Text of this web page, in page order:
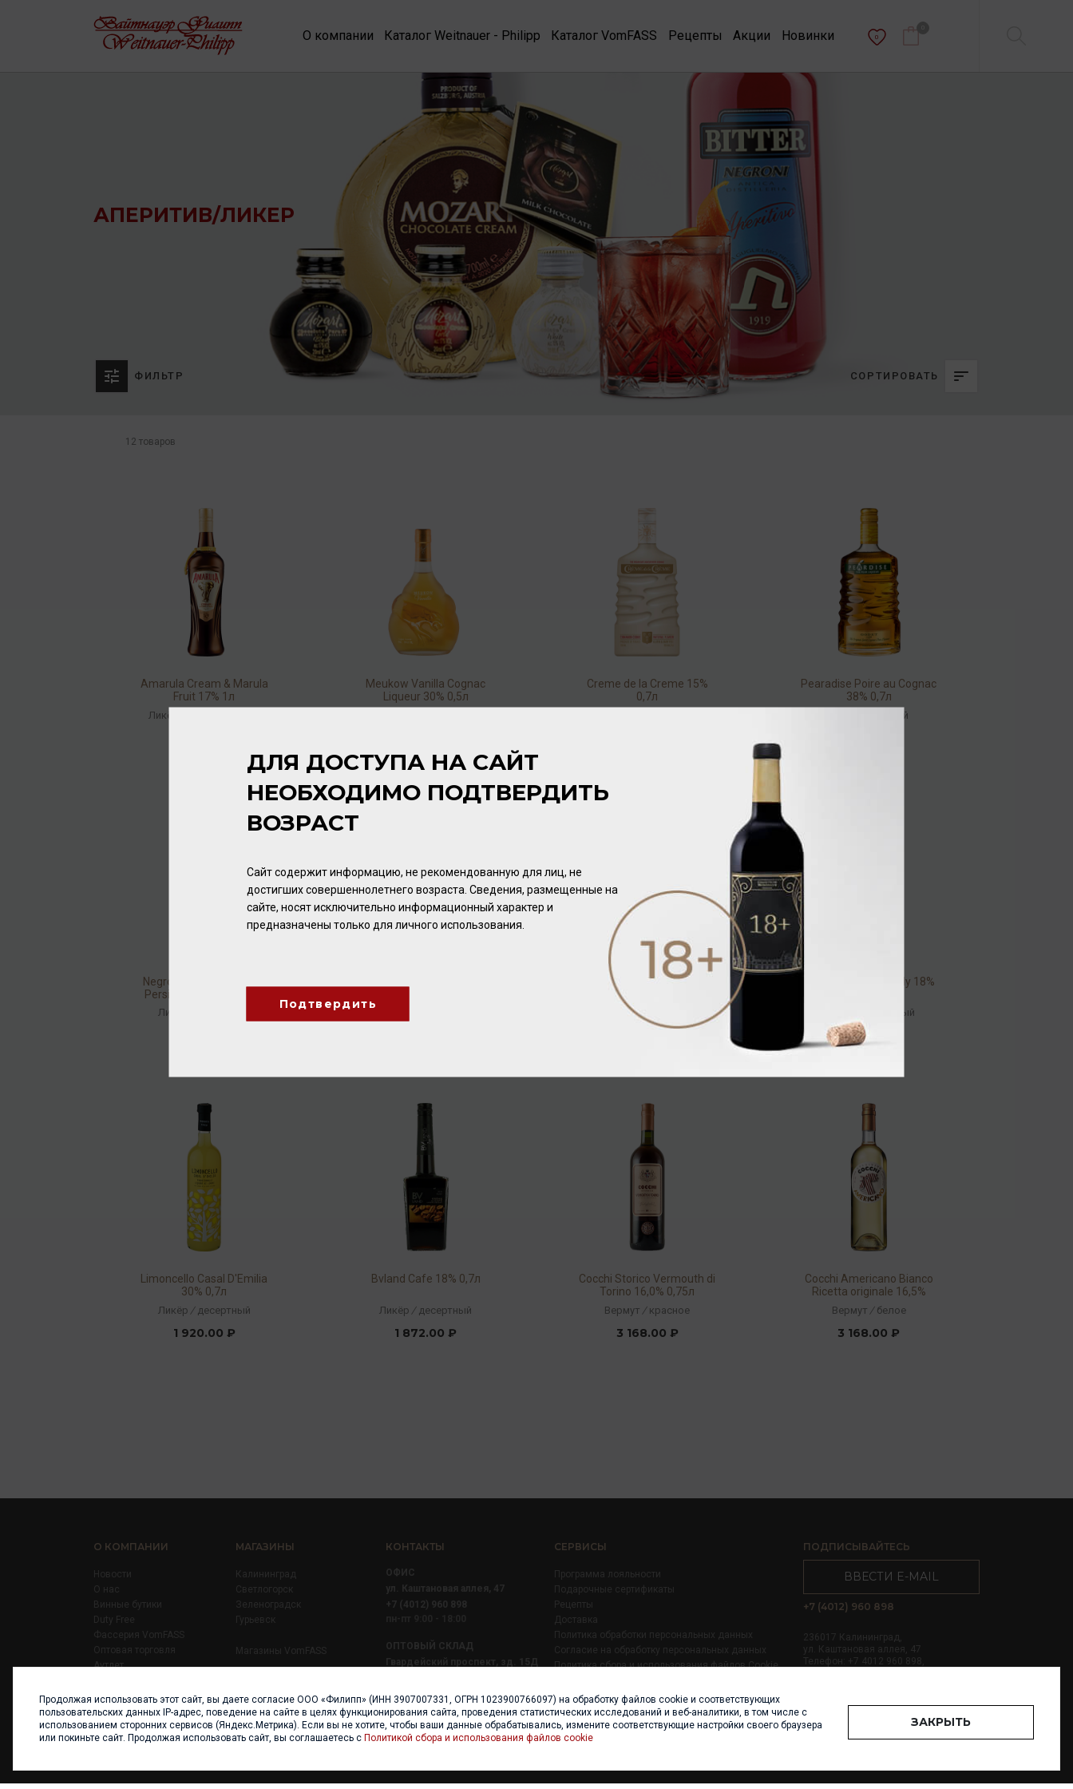
О компании Каталог Weitnauer - Philipp Каталог VomFASS Рецепты Акции Новинки 0
АПЕРИТИВ/ЛИКЕР
ФИЛЬТР СОРТИРОВАТЬ
12 товаров
Amarula Cream & Marula
Fruit 17% 1л
Ликёр
Meukow Vanilla Cognac
Liqueur 30% 0,5л
Creme de la Creme 15%
0,7л
Pearadise Poire au Cognac
38% 0,7л
крепкий
Negroni Antica Distilleria
Persica Grappa e Pesca
Ликёр
Negroni Antica Distilleria
Limoncello 28% 0,5л
Ликёр/ десертный
Bvland Cherry Brandy 18%
десертный
1 840.00 ₽
Limoncello Casal D'Emilia
30% 0,7л
Ликёр / десертный
1 920.00 ₽
Bvland Cafe 18% 0,7л
Ликёр / десертный
1 872.00 ₽
Cocchi Storico Vermouth di
Torino 16,0% 0,75л
Вермут / красное
3 168.00 ₽
Cocchi Americano Bianco
Ricetta originale 16,5%
0,75л
Вермут / белое
3 168.00 ₽
О КОМПАНИИ
Новости
О нас
Винные бутики
Duty Free
Фассерия VomFASS
Оптовая торговля
Аутлет
Карьера
Контакты
МАГАЗИНЫ
Калининград
Светлогорск
Зеленоградск
Гурьевск
Магазины VomFASS
КОНТАКТЫ
ОФИС
ул. Каштановая аллея, 47
+7 (4012) 960 898
ОПТОВЫЙ СКЛАД
Гвардейский проспект, зд. 15Д
пн-пт 8:00 - 17:00
СЕРВИСЫ
Программа лояльности
Подарочные сертификаты
Рецепты
Доставка
Политика обработки персональных данных
Согласие на обработку персональных данных
Политика сбора и использования файлов Cookie
ПОДПИСЫВАЙТЕСЬ
ВВЕСТИ E-MAIL
+7 (4012) 960 898
236017 Калининград,
ул. Каштановая аллея, 47
Телефон: +7 4012 960 898,
ДЛЯ ДОСТУПА НА САЙТ
НЕОБХОДИМО ПОДТВЕРДИТЬ
ВОЗРАСТ
Сайт содержит информацию, не рекомендованную для лиц, не
достигших совершеннолетнего возраста. Сведения, размещенные на
сайте, носят исключительно информационный характер и
предназначены только для личного использования.
Подтвердить
Продолжая использовать этот сайт, вы даете согласие ООО «Филипп» (ИНН 3907007331, ОГРН 1023900766097) на обработку файлов cookie и соответствующих
пользовательских данных IP-адрес, поведение на сайте в целях функционирования сайта, проведения статистических исследований и веб-аналитики, в том числе с
использованием сторонних сервисов (Яндекс.Метрика). Если вы не хотите, чтобы ваши данные обрабатывались, измените соответствующие настройки своего браузера
или покиньте сайт. Продолжая использовать сайт, вы соглашаетесь с Политикой сбора и использования файлов cookie
ЗАКРЫТЬ